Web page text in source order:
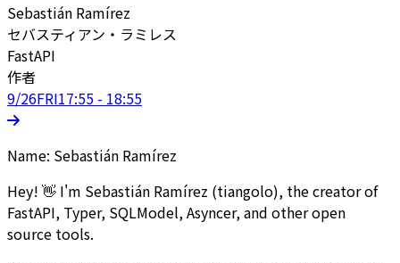
Sebastián Ramírez
セバスティアン・ラミレス
FastAPI
作者
9/26FRI17:55 - 18:55
Name: Sebastián Ramírez
Hey! 👋 I'm Sebastián Ramírez (tiangolo), the creator of
FastAPI, Typer, SQLModel, Asyncer, and other open
source tools.